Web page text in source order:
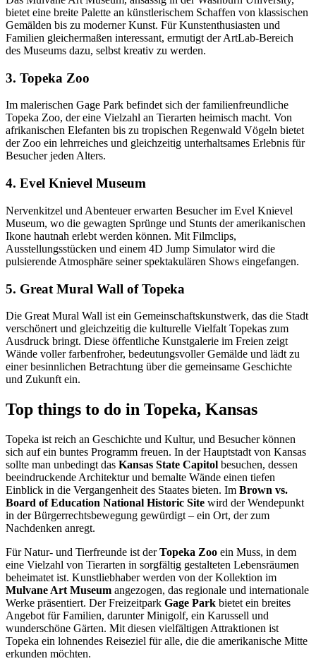
bietet eine breite Palette an künstlerischem Schaffen von klassischen
Gemälden bis zu moderner Kunst. Für Kunstenthusiasten und
Familien gleichermaßen interessant, ermutigt der ArtLab-Bereich
des Museums dazu, selbst kreativ zu werden.
3. Topeka Zoo
Im malerischen Gage Park befindet sich der familienfreundliche
Topeka Zoo, der eine Vielzahl an Tierarten heimisch macht. Von
afrikanischen Elefanten bis zu tropischen Regenwald Vögeln bietet
der Zoo ein lehrreiches und gleichzeitig unterhaltsames Erlebnis für
Besucher jeden Alters.
4. Evel Knievel Museum
Nervenkitzel und Abenteuer erwarten Besucher im Evel Knievel
Museum, wo die gewagten Sprünge und Stunts der amerikanischen
Ikone hautnah erlebt werden können. Mit Filmclips,
Ausstellungsstücken und einem 4D Jump Simulator wird die
pulsierende Atmosphäre seiner spektakulären Shows eingefangen.
5. Great Mural Wall of Topeka
Die Great Mural Wall ist ein Gemeinschaftskunstwerk, das die Stadt
verschönert und gleichzeitig die kulturelle Vielfalt Topekas zum
Ausdruck bringt. Diese öffentliche Kunstgalerie im Freien zeigt
Wände voller farbenfroher, bedeutungsvoller Gemälde und lädt zu
einer besinnlichen Betrachtung über die gemeinsame Geschichte
und Zukunft ein.
Top things to do in Topeka, Kansas
Topeka ist reich an Geschichte und Kultur, und Besucher können
sich auf ein buntes Programm freuen. In der Hauptstadt von Kansas
sollte man unbedingt das Kansas State Capitol besuchen, dessen
beeindruckende Architektur und bemalte Wände einen tiefen
Einblick in die Vergangenheit des Staates bieten. Im Brown vs.
Board of Education National Historic Site wird der Wendepunkt
in der Bürgerrechtsbewegung gewürdigt – ein Ort, der zum
Nachdenken anregt.
Für Natur- und Tierfreunde ist derTopeka Zoo ein Muss, in dem
eine Vielzahl von Tierarten in sorgfältig gestalteten Lebensräumen
beheimatet ist. Kunstliebhaber werden von der Kollektion im
Mulvane Art Museum angezogen, das regionale und internationale
Werke präsentiert. Der Freizeitpark Gage Park bietet ein breites
Angebot für Familien, darunter Minigolf, ein Karussell und
wunderschöne Gärten. Mit diesen vielfältigen Attraktionen ist
Topeka ein lohnendes Reiseziel für alle, die die amerikanische Mitte
erkunden möchten.